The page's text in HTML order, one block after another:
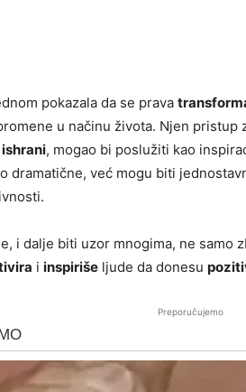
pokazala da se prava
u načinu života. Njen pristup
, mogao bi poslužiti kao
dramatične, već mogu biti
i dalje biti uzor mnogima, ne samo
i inspiriše ljude da donesu
Preporučujemo